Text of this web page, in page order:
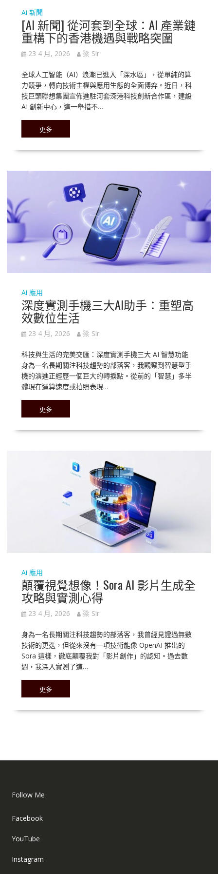
Ai 新聞
[AI 新聞] 從河套到全球：AI 產業鏈
重構下的香港機遇與戰略突圍
23 4 月, 2026 梁 Sir
全球人工智能（AI）浪潮已進入「深水區」，從單純的算
力競爭，轉向技術主權與應用生態的全面博弈。近日，科
技巨頭聯想集團宣佈進駐河套深港科技創新合作區，建設
AI 創新中心，這一舉措不…
更多
Ai 應用
深度實測手機三大AI助手：重塑高
效數位生活
23 4 月, 2026 梁 Sir
科技與生活的完美交匯：深度實測手機三大 AI 智慧功能
身為一名長期關注科技趨勢的部落客，我觀察到智慧型手
機的演進正經歷一個巨大的轉捩點。從前的「智慧」多半
體現在運算速度或拍照表現…
更多
Ai 應用
顛覆視覺想像！Sora AI 影片生成全
攻略與實測心得
23 4 月, 2026 梁 Sir
身為一名長期關注科技趨勢的部落客，我曾經見證過無數
技術的更迭，但從來沒有一項技術能像 OpenAI 推出的
Sora 這樣，徹底顛覆我對「影片創作」的認知。過去數
週，我深入實測了這…
更多
Follow Me
Facebook
YouTube
Instagram